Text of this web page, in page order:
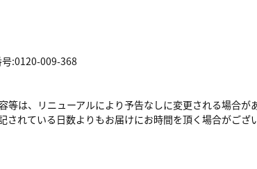
:0120-009-368
等は、リニューアルにより予告なしに変更される場合が
されている日数よりもお届けにお時間を頂く場合がござ